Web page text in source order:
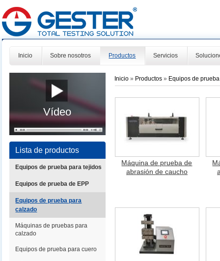
Inicio Sobre nosotros Productos Servicios
Vídeo
Lista de productos
Equipos de prueba para tejidos
Equipos de prueba de EPP
Equipos de prueba para
calzado
Máquinas de pruebas para
calzado
Equipos de prueba para cuero
Inicio » Productos» Equipos de
Máquina de prueba de
abrasión de caucho